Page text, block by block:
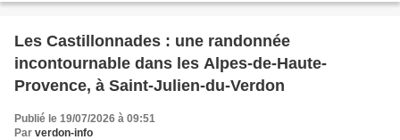
Les Castillonnades : une randonnée
incontournable dans les Alpes-de-Haute-
Provence, à Saint-Julien-du-Verdon
Publié le 19/07/2026 à 09:51
Par verdon-info